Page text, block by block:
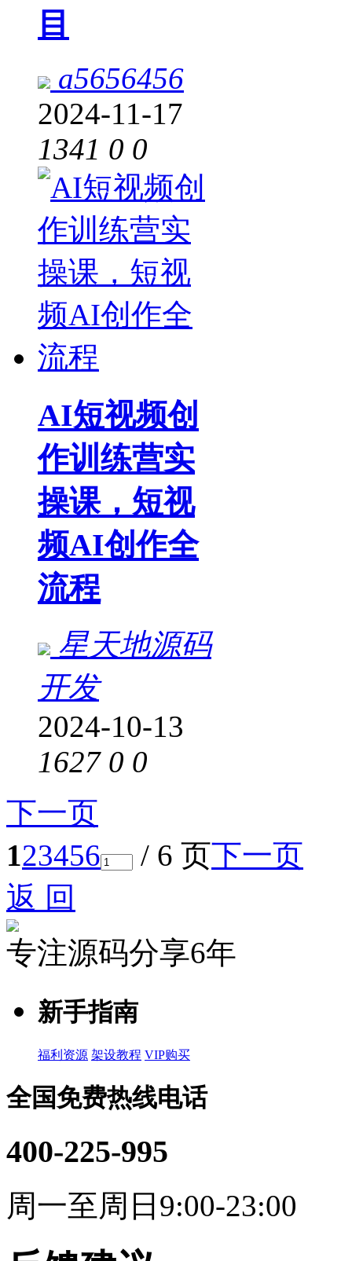
目
a5656456
2024-11-17
1341 0 0
AI短视频创
作训练营实
操课，短视
频AI创作全
流程
星天地源码
开发
2024-10-13
1627 0 0
下一页
123456 / 6 页下一页
返 回
专注源码分享6年
新手指南
福利资源 架设教程 VIP购买
全国免费热线电话
400-225-995
周一至周日9:00-23:00